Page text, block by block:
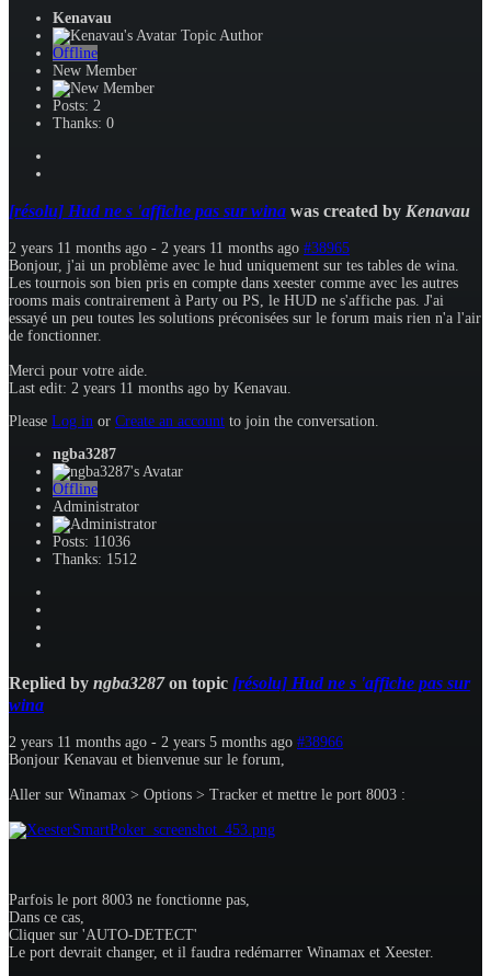
Kenavau
Topic Author
Offline
New Member
Posts: 2
Thanks: 0
[résolu] Hud ne s 'affiche pas sur wina was created by Kenavau
2 years 11 months ago - 2 years 11 months ago #38965
Bonjour, j'ai un problème avec le hud uniquement sur tes tables de wina.
Les tournois son bien pris en compte dans xeester comme avec les autres
rooms mais contrairement à Party ou PS, le HUD ne s'affiche pas. J'ai
essayé un peu toutes les solutions préconisées sur le forum mais rien n'a l'air
de fonctionner.
Merci pour votre aide.
Last edit: 2 years 11 months ago by Kenavau.
Please Log in or Create an account to join the conversation.
ngba3287
Offline
Administrator
Posts: 11036
Thanks: 1512
Replied by ngba3287on topic [résolu] Hud ne s 'affiche pas sur
wina
2 years 11 months ago - 2 years 5 months ago #38966
Bonjour Kenavau et bienvenue sur le forum,
Aller sur Winamax > Options > Tracker et mettre le port 8003 :
Parfois le port 8003 ne fonctionne pas,
Dans ce cas,
Cliquer sur 'AUTO-DETECT'
Le port devrait changer, et il faudra redémarrer Winamax et Xeester.